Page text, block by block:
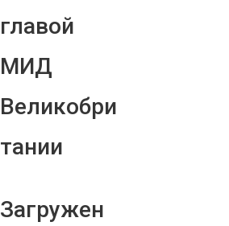
главой
МИД
Великобри
тании
Загружен